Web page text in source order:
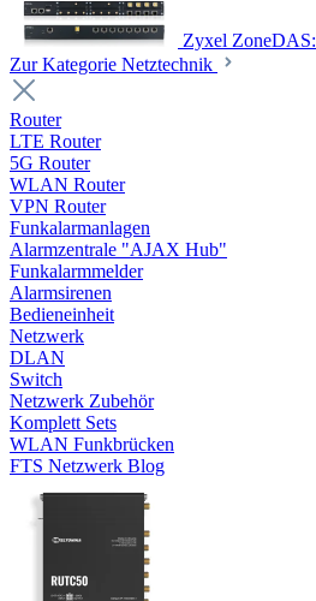
Zyxel
Zur Kategorie Netztechnik
Router
LTE Router
5G Router
WLAN Router
VPN Router
Funkalarmanlagen
Alarmzentrale "AJAX Hub"
Funkalarmmelder
Alarmsirenen
Bedieneinheit
Netzwerk
DLAN
Switch
Netzwerk Zubehör
Komplett Sets
WLAN Funkbrücken
FTS Netzwerk Blog